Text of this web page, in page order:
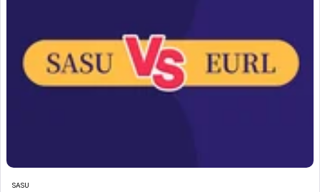
SASU